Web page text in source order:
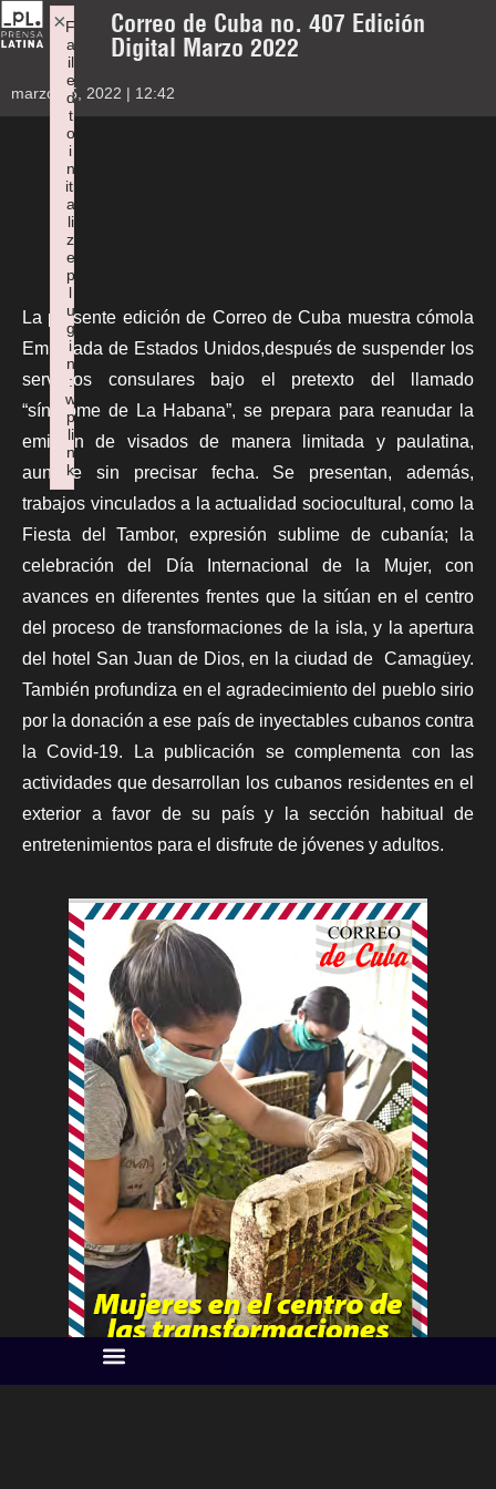
Correo de Cuba no. 407 Edición
Digital Marzo 2022
marzo 15, 2022 | 12:42
La presente edición de Correo de Cuba muestra cómola
Embajada de Estados Unidos,después de suspender los
servicios consulares bajo el pretexto del llamado
“síndrome de La Habana”, se prepara para reanudar la
emisión de visados de manera limitada y paulatina,
aunque sin precisar fecha. Se presentan, además,
trabajos vinculados a la actualidad sociocultural, como la
Fiesta del Tambor, expresión sublime de cubanía; la
celebración del Día Internacional de la Mujer, con
avances en diferentes frentes que la sitúan en el centro
del proceso de transformaciones de la isla, y la apertura
del hotel San Juan de Dios, en la ciudad de Camagüey.
También profundiza en el agradecimiento del pueblo sirio
por la donación a ese país de inyectables cubanos contra
la Covid-19. La publicación se complementa con las
actividades que desarrollan los cubanos residentes en el
exterior a favor de su país y la sección habitual de
entretenimientos para el disfrute de jóvenes y adultos.
F
a
il
e
d
t
o
i
n
iti
a
li
z
e
p
l
u
g
i
n
:
w
p
li
n
k
×
Failed to initialize plugin: wplink